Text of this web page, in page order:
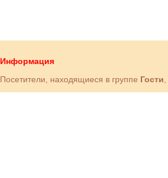
Информация
Посетители, находящиеся в группе Гости